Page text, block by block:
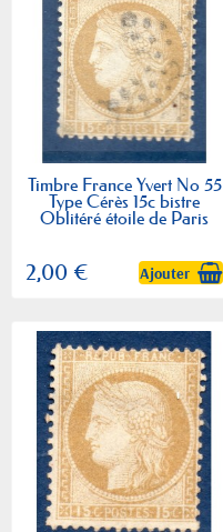
Timbre France Yvert No 55
Type Cérès 15c bistre
Oblitéré étoile de Paris
2,00 € Ajouter